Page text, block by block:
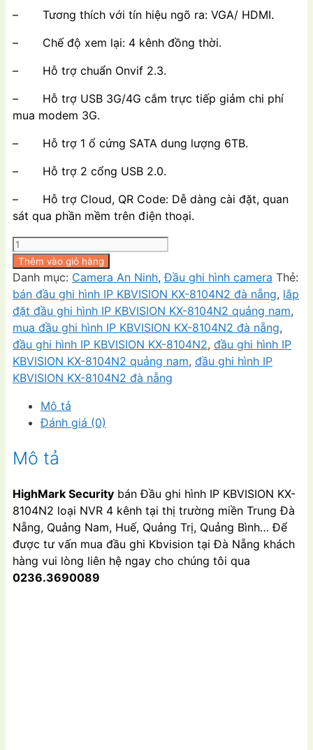
– Tương thích với tín hiệu ngõ ra: VGA/ HDMI.
– Chế độ xem lại: 4 kênh đồng thời.
– Hỗ trợ chuẩn Onvif 2.3.
– Hỗ trợ USB 3G/4G cắm trực tiếp giảm chi phí
mua modem 3G.
– Hỗ trợ 1 ổ cứng SATA dung lượng 6TB.
– Hỗ trợ 2 cổng USB 2.0.
– Hỗ trợ Cloud, QR Code: Dễ dàng cài đặt, quan
sát qua phần mềm trên điện thoại.
Đầu
ghi
hình
IP
KBVISION
KX-
8104N2
loại
NVR
kênh
Thêm vào giỏ hàng
Danh mục: Camera An Ninh,Đầu ghi hình camera Thẻ:
bán đầu ghi hình IP KBVISION KX-8104N2 đà nẵng, lắp
đặt đầu ghi hình IP KBVISION KX-8104N2 quảng nam,
mua đầu ghi hình IP KBVISION KX-8104N2 đà nẵng,
đầu ghi hình IP KBVISION KX-8104N2, đầu ghi hình IP
KBVISION KX-8104N2 quảng nam, đầu ghi hình IP
KBVISION KX-8104N2 đà nẵng
Mô tả
Đánh giá (0)
Mô tả
HighMark Security bán Đầu ghi hình IP KBVISION KX-
8104N2 loại NVR 4 kênh tại thị trường miền Trung Đà
Nẵng, Quảng Nam, Huế, Quảng Trị, Quảng Bình… Để
được tư vấn mua đầu ghi Kbvision tại Đà Nẵng khách
hàng vui lòng liên hệ ngay cho chúng tôi qua
0236.3690089